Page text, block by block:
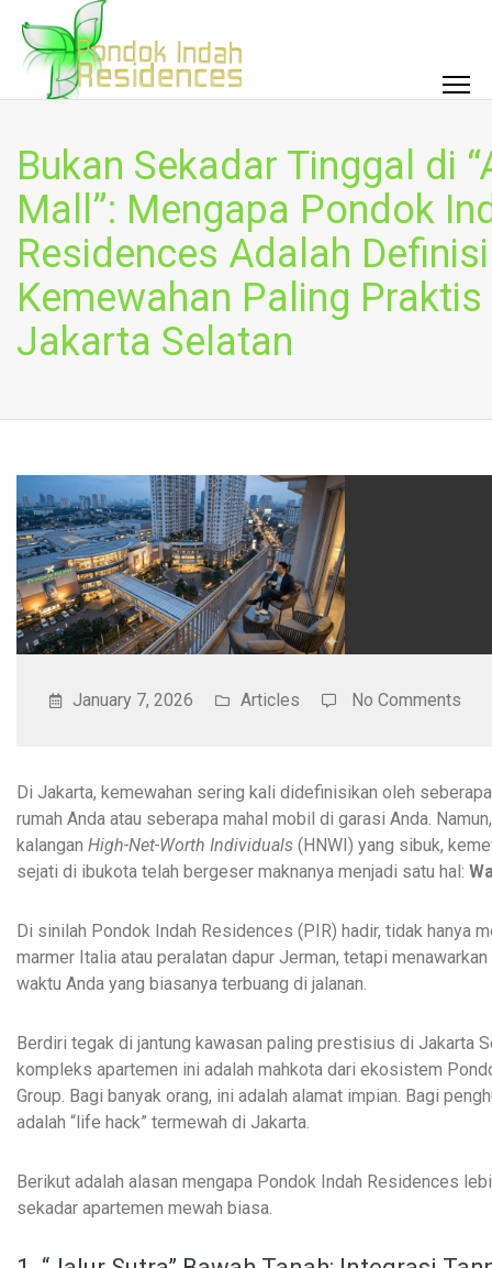
Bukan Sekadar Tinggal di
Mall”: Mengapa Pondok
Residences Adalah Definisi
Kemewahan Paling
Jakarta Selatan
January 7, 2026 Articles No Comments
Di Jakarta, kemewahan sering kali didefinisikan oleh
rumah Anda atau seberapa mahal mobil di garasi Anda.
kalangan High-Net-Worth Individuals (HNWI) yang sibuk,
sejati di ibukota telah bergeser maknanya menjadi satu hal:
Di sinilah Pondok Indah Residences (PIR) hadir, tidak hanya
marmer Italia atau peralatan dapur Jerman, tetapi
waktu Anda yang biasanya terbuang di jalanan.
Berdiri tegak di jantung kawasan paling prestisius di Jakarta
kompleks apartemen ini adalah mahkota dari ekosistem
Group. Bagi banyak orang, ini adalah alamat impian. Bagi
adalah “life hack” termewah di Jakarta.
Berikut adalah alasan mengapa Pondok Indah Residences
sekadar apartemen mewah biasa.